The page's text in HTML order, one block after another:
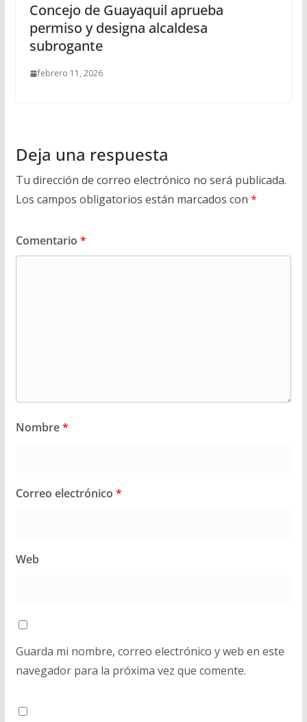
Concejo de Guayaquil aprueba
permiso y designa alcaldesa
subrogante
febrero 11, 2026
Deja una respuesta
Tu dirección de correo electrónico no será publicada.
Los campos obligatorios están marcados con *
Comentario *
Nombre*
Correo electrónico *
Web
Guarda mi nombre, correo electrónico y web en este
navegador para la próxima vez que comente.